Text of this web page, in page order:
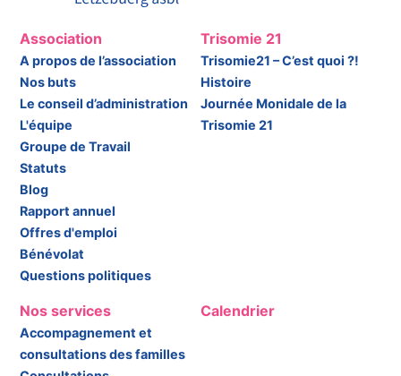
Association
A propos de l’association
Nos buts
Le conseil d’administration
L'équipe
Groupe de Travail
Statuts
Blog
Rapport annuel
Offres d'emploi
Bénévolat
Questions politiques
Trisomie 21
Trisomie21 – C’est quoi ?!
Histoire
Journée Monidale de la
Trisomie 21
Nos services
Accompagnement et
consultations des familles
Calendrier